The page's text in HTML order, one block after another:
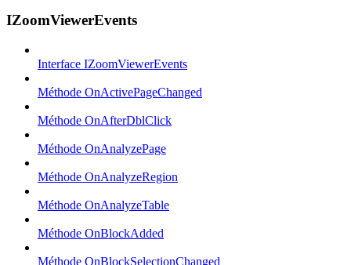
IZoomViewerEvents
Interface IZoomViewerEvents
Méthode OnActivePageChanged
Méthode OnAfterDblClick
Méthode OnAnalyzePage
Méthode OnAnalyzeRegion
Méthode OnAnalyzeTable
Méthode OnBlockAdded
Méthode OnBlockSelectionChanged